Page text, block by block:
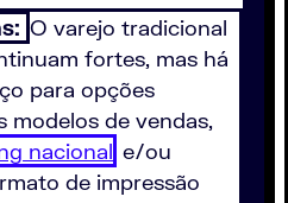
O varejo tradicional
fortes, mas há
para opções
modelos de vendas,
nacional e/ou
de impressão